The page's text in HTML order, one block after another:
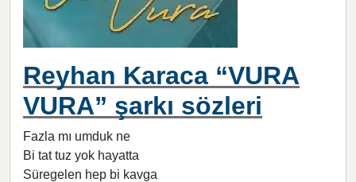
Reyhan Karaca “VURA
VURA” şarkı sözleri
Fazla mı umduk ne
Bi tat tuz yok hayatta
Süregelen hep bi kavga